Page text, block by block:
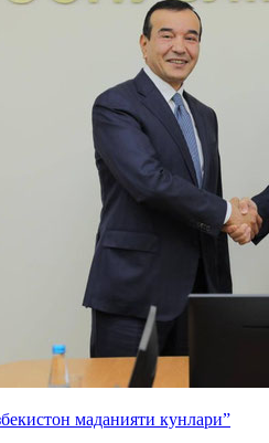
маданияти кунлари”